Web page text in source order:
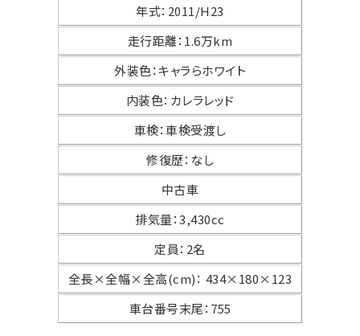
年式： 2011/H23
走行距離： 1.6万km
外装色：キャラらホワイト
内装色： カレラレッド
車検：車検受渡し
修復歴： なし
中古車
排気量：3,430cc
定員： 2名
全長×全幅×全高(cm)： 434×180×123
車台番号末尾： 755